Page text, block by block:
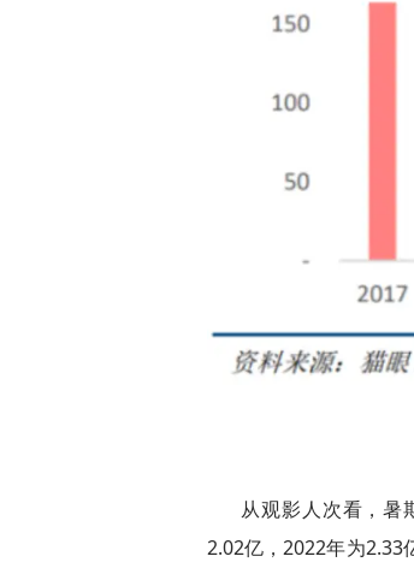
从观影人次看，暑
2.02亿，2022年为2.33